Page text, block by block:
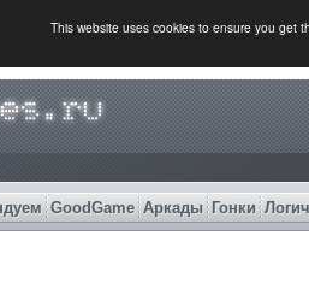
This website uses cookies to ensure you get
GoodGame Аркады Гонки